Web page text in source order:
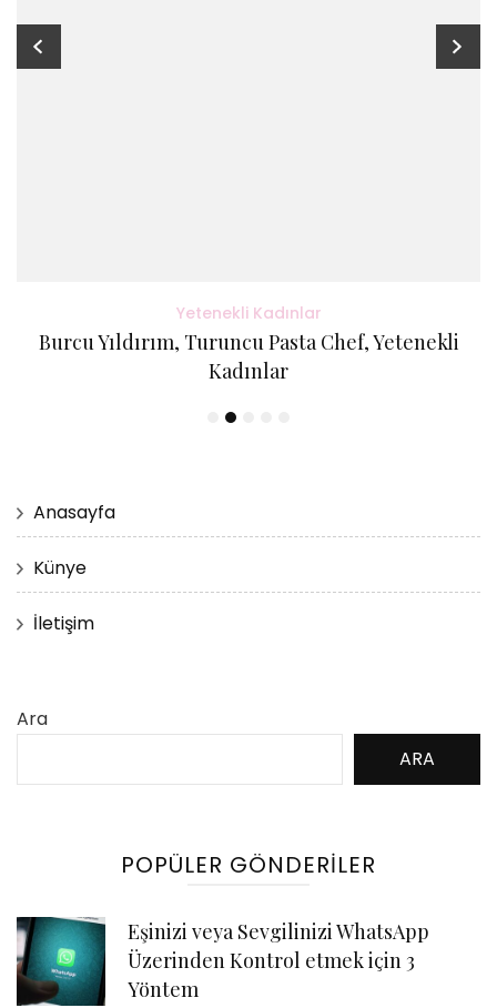
Yetenekli Kadınlar
Burcu Yıldırım, Turuncu Pasta Chef, Yetenekli
Kadınlar
Anasayfa
Künye
İletişim
Ara
ARA
POPÜLER GÖNDERILER
Eşinizi veya Sevgilinizi WhatsApp
Üzerinden Kontrol etmek için 3
Yöntem